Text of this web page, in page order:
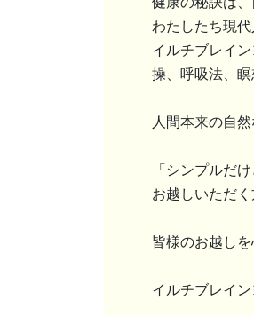
わたしたち現
イルチブレイ
操、呼吸法、瞑
人間本来の自
「シンプルだ
お越しいただ
皆様のお越しを
イルチブレイ